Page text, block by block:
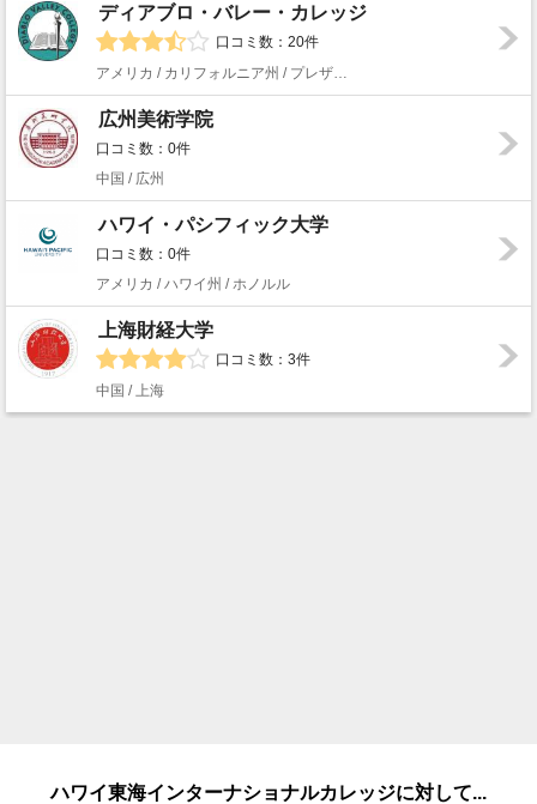
ディアブロ・バレー・カレッジ
口コミ数：20件
アメリカ / カリフォルニア州 / プレザント・ヒル
広州美術学院
口コミ数：0件
中国 / 広州
ハワイ・パシフィック大学
口コミ数：0件
アメリカ / ハワイ州 / ホノルル
上海財経大学
口コミ数：3件
中国 / 上海
ハワイ東海インターナショナルカレッジに対して...